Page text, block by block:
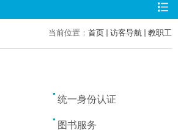
当前位置： 首页 访客导航 教职工
统一身份认证
图书服务